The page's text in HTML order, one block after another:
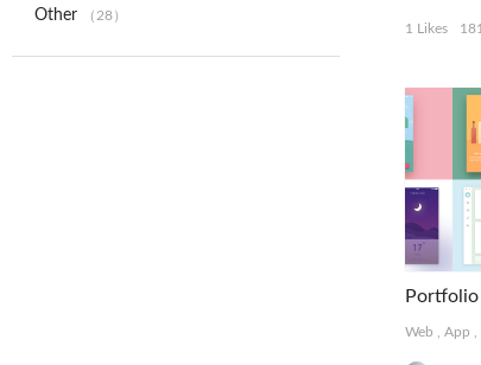
1 Likes
Web App
Other （28）